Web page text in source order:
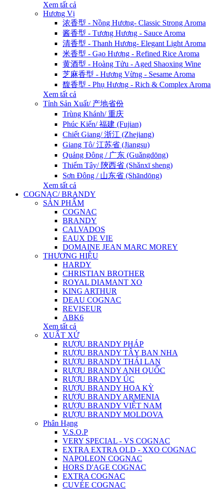
Xem tất cả
Hương Vị
浓香型 - Nồng Hương- Classic Strong Aroma
酱香型 - Tương Hương - Sauce Aroma
清香型 - Thanh Hương- Elegant Light Aroma
米香型 - Gạo Hương - Refined Rice Aroma
黄酒型 - Hoàng Tửu - Aged Shaoxing Wine
芝麻香型 - Hương Vừng - Sesame Aroma
馥香型 - Phụ Hương - Rich & Complex Aroma
Xem tất cả
Tỉnh Sản Xuất/ 产地省份
Trùng Khánh/ 重庆
Phúc Kiến/ 福建 (Fujian)
Chiết Giang/ 浙江 (Zhejiang)
Giang Tô/ 江苏省 (Jiangsu)
Quảng Đông / 广东 (Guǎngdōng)
Thiểm Tây/ 陝西省 (Shǎnxī sheng)
Sơn Đông / 山东省 (Shāndōng)
Xem tất cả
COGNAC/ BRANDY
SẢN PHẨM
COGNAC
BRANDY
CALVADOS
EAUX DE VIE
DOMAINE JEAN MARC MOREY
THƯƠNG HIỆU
HARDY
CHRISTIAN BROTHER
ROYAL DIAMANT XO
KING ARTHUR
DEAU COGNAC
REVISEUR
ABK6
Xem tất cả
XUẤT XỨ
RƯỢU BRANDY PHÁP
RƯỢU BRANDY TÂY BAN NHA
RƯỢU BRANDY THÁI LAN
RƯỢU BRANDY ANH QUỐC
RƯỢU BRANDY ÚC
RƯỢU BRANDY HOA KỲ
RƯỢU BRANDY ARMENIA
RƯỢU BRANDY VIỆT NAM
RƯỢU BRANDY MOLDOVA
Phân Hạng
V.S.O.P
VERY SPECIAL - VS COGNAC
EXTRA EXTRA OLD - XXO COGNAC
NAPOLEON COGNAC
HORS D'AGE COGNAC
EXTRA COGNAC
CUVÉE COGNAC